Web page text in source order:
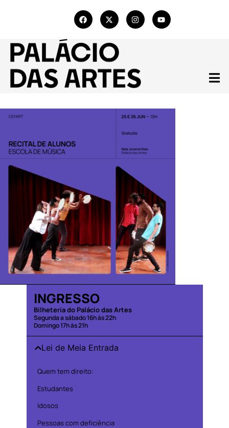
INGRESSO
Bilheteria do Palácio das Artes
Segunda a sábado 16h às 22h
Domingo 17h às 21h
Lei de Meia Entrada
Quem tem direito:
Estudantes
Idosos
Pessoas com deficiência